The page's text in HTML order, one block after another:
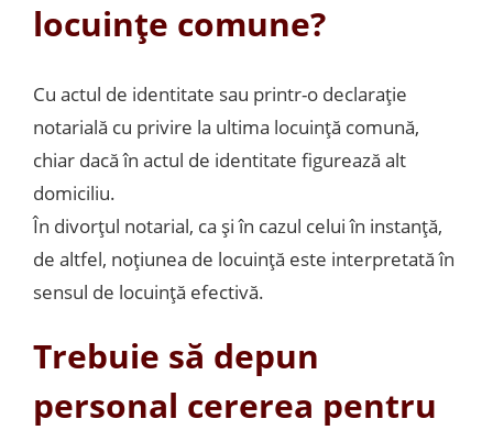
locuințe comune?
Cu actul de identitate sau printr-o declarație
notarială cu privire la ultima locuință comună,
chiar dacă în actul de identitate figurează alt
domiciliu.
În divorțul notarial, ca și în cazul celui în instanță,
de altfel, noțiunea de locuință este interpretată în
sensul de locuință efectivă.
Trebuie să depun
personal cererea pentru